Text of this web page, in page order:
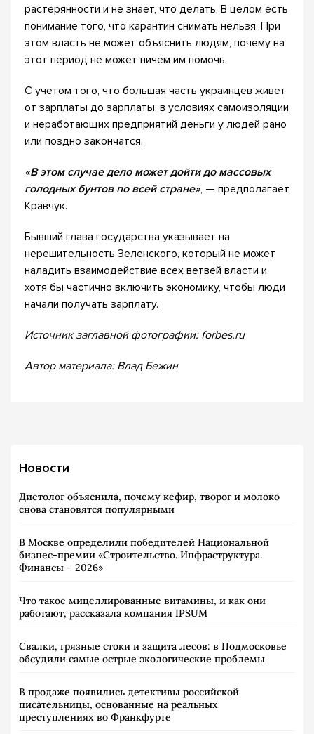
растерянности и не знает, что делать. В целом есть
понимание того, что карантин снимать нельзя. При
этом власть не может объяснить людям, почему на
этот период не может ничем им помочь.
С учетом того, что большая часть украинцев живет
от зарплаты до зарплаты, в условиях самоизоляции
и неработающих предприятий деньги у людей рано
или поздно закончатся.
«В этом случае дело может дойти до массовых
голодных бунтов по всей стране», — предполагает
Кравчук.
Бывший глава государства указывает на
нерешительность Зеленского, который не может
наладить взаимодействие всех ветвей власти и
хотя бы частично включить экономику, чтобы люди
начали получать зарплату.
Источник заглавной фотографии: forbes.ru
Автор материала: Влад Бежин
Новости
Диетолог объяснила, почему кефир, творог и молоко
снова становятся популярными
В Москве определили победителей Национальной
бизнес-премии «Строительство. Инфраструктура.
Финансы – 2026»
Что такое мицеллированные витамины, и как они
работают, рассказала компания IPSUM
Свалки, грязные стоки и защита лесов: в Подмосковье
обсудили самые острые экологические проблемы
В продаже появились детективы российской
писательницы, основанные на реальных
преступлениях во Франкфурте